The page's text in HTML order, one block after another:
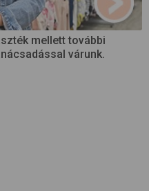
mellett további
várunk.